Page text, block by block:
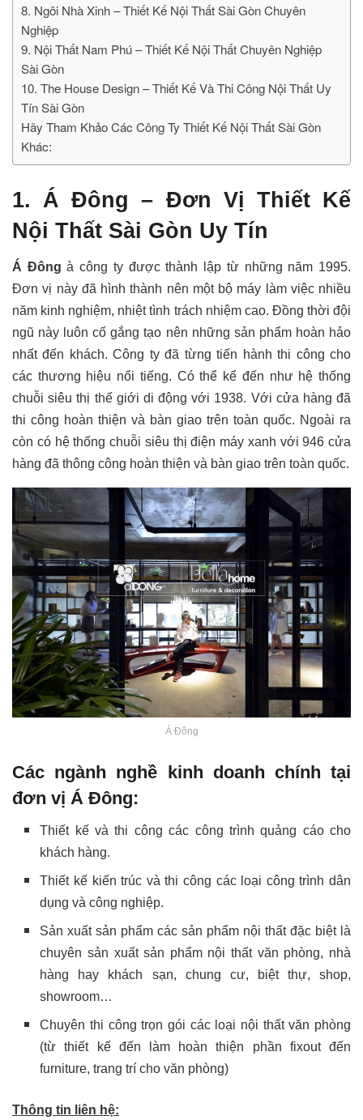
8. Ngôi Nhà Xinh – Thiết Kế Nội Thất Sài Gòn Chuyên
Nghiệp
9. Nội Thất Nam Phú – Thiết Kế Nội Thất Chuyên Nghiệp
Sài Gòn
10. The House Design – Thiết Kế Và Thi Công Nội Thất Uy
Tín Sài Gòn
Hãy Tham Khảo Các Công Ty Thiết Kế Nội Thất Sài Gòn
Khác:
1. Á Đông – Đơn Vị Thiết Kế
Nội Thất Sài Gòn Uy Tín
Á Đôngà công ty được thành lập từ những năm 1995.
Đơn vị này đã hình thành nên một bộ máy làm việc nhiều
năm kinh nghiệm, nhiệt tình trách nhiệm cao. Đồng thời đội
ngũ này luôn cố gắng tạo nên những sản phẩm hoàn hảo
nhất đến khách. Công ty đã từng tiến hành thi công cho
các thương hiệu nổi tiếng. Có thể kể đến như hệ thống
chuỗi siêu thị thế giới di động với 1938. Với cửa hàng đã
thi công hoàn thiện và bàn giao trên toàn quốc. Ngoài ra
còn có hệ thống chuỗi siêu thị điện máy xanh với 946 cửa
hàng đã thông công hoàn thiện và bàn giao trên toàn quốc.
Á Đông
Các ngành nghề kinh doanh chính tại
đơn vị Á Đông:
Thiết kế và thi công các công trình quảng cáo cho
khách hàng.
Thiết kế kiến trúc và thi công các loại công trình dân
dụng và công nghiệp.
Sản xuất sản phẩm các sản phẩm nội thất đặc biệt là
chuyên sản xuất sản phẩm nội thất văn phòng, nhà
hàng hay khách sạn, chung cư, biệt thự, shop,
showroom…
Chuyên thi công trọn gói các loại nội thất văn phòng
(từ thiết kế đến làm hoàn thiện phần fixout đến
furniture, trang trí cho văn phòng)
Thông tin liên hệ: